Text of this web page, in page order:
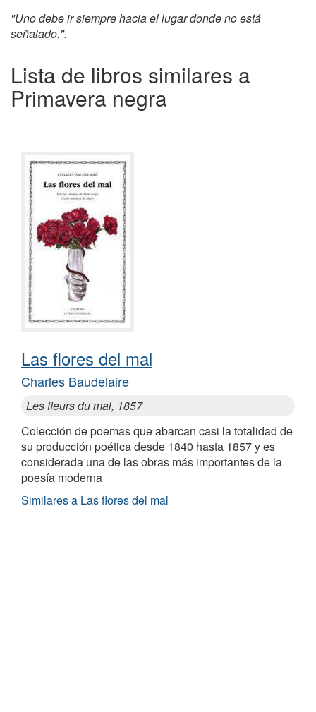
"Uno debe ir siempre hacia el lugar donde no está
señalado.".
Lista de libros similares a
Primavera negra
Las flores del mal
Charles Baudelaire
Les fleurs du mal, 1857
Colección de poemas que abarcan casi la totalidad de
su producción poética desde 1840 hasta 1857 y es
considerada una de las obras más importantes de la
poesía moderna
Similares a Las flores del mal